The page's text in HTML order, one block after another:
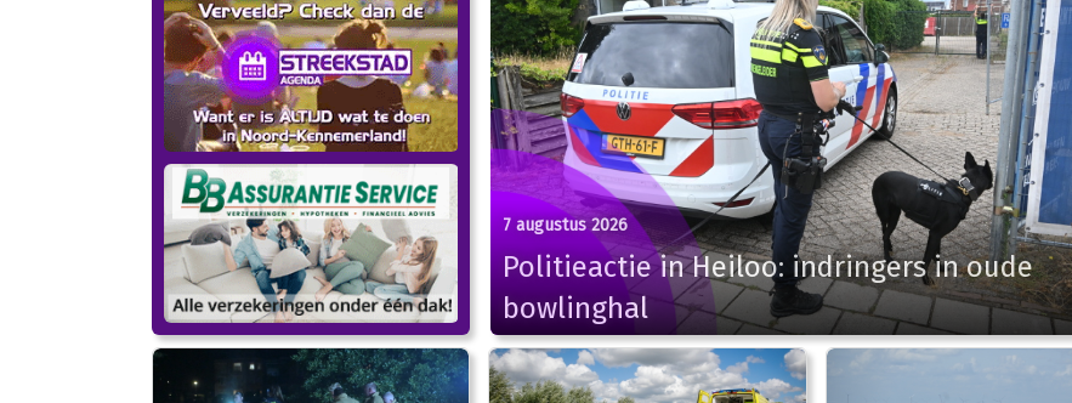
7 augustus 2026
Politieactie in Heiloo: indringers in oude
bowlinghal